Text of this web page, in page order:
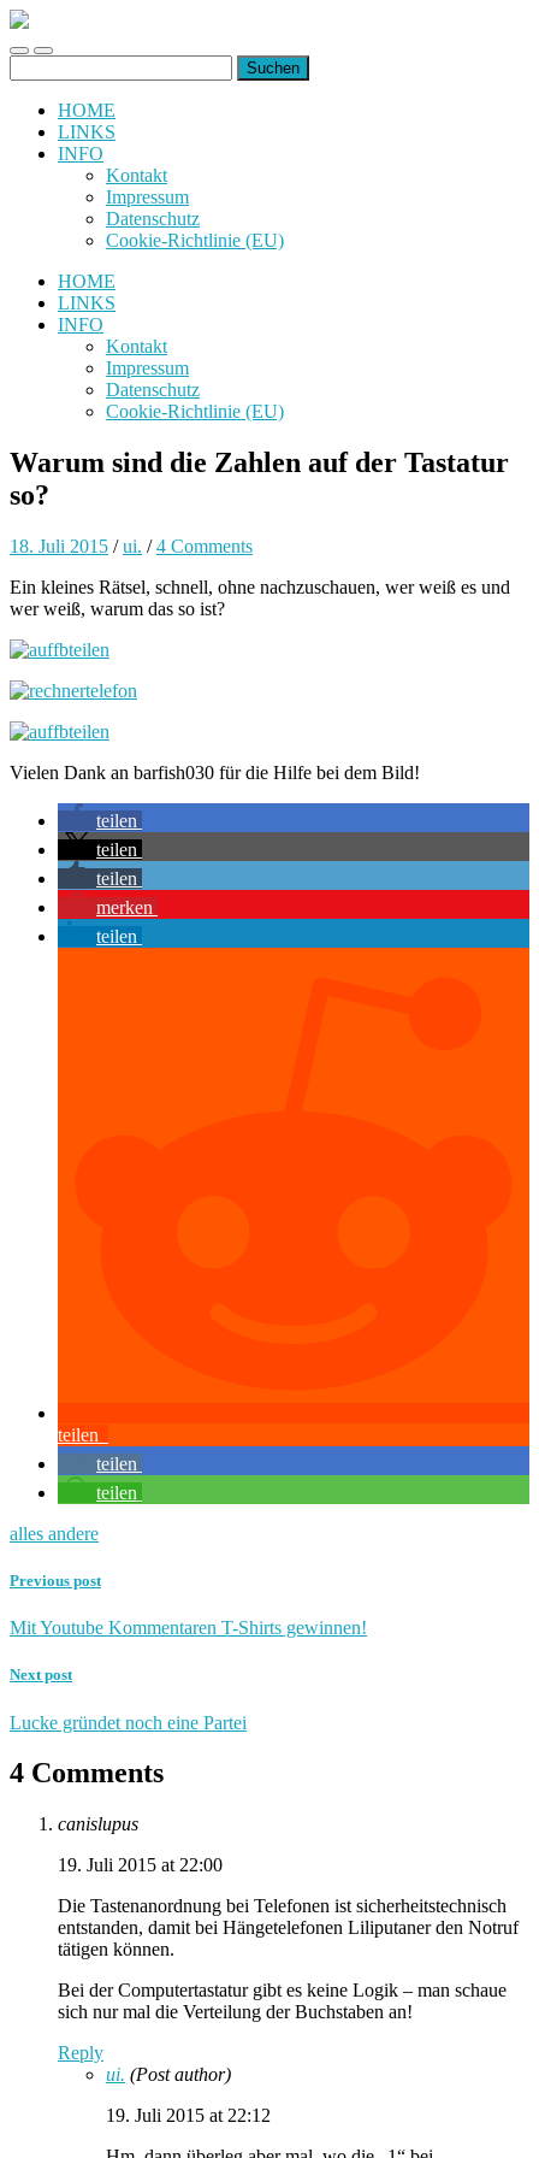
uiuiuiuiuiuiui.de
Toggle
mobile
Toggle
search
nach:
HOME
LINKS
INFO
Kontakt
Impressum
Datenschutz
Cookie-Richtlinie (EU)
HOME
LINKS
INFO
Kontakt
Impressum
Datenschutz
Cookie-Richtlinie (EU)
Warum sind die Zahlen auf der Tastatur
so?
18. Juli 2015 /ui. /4 Comments
Ein kleines Rätsel, schnell, ohne nachzuschauen, wer weiß es und
wer weiß, warum das so ist?
Vielen Dank an barfish030 für die Hilfe bei dem Bild!
teilen
teilen
teilen
merken
teilen
teilen
teilen
teilen
alles andere
Previous post
Mit Youtube Kommentaren T-Shirts gewinnen!
Next post
Lucke gründet noch eine Partei
4 Comments
canislupus
19. Juli 2015 at 22:00
Die Tastenanordnung bei Telefonen ist sicherheitstechnisch
entstanden, damit bei Hängetelefonen Liliputaner den Notruf
tätigen können.
Bei der Computertastatur gibt es keine Logik – man schaue
sich nur mal die Verteilung der Buchstaben an!
Reply
ui. (Post author)
19. Juli 2015 at 22:12